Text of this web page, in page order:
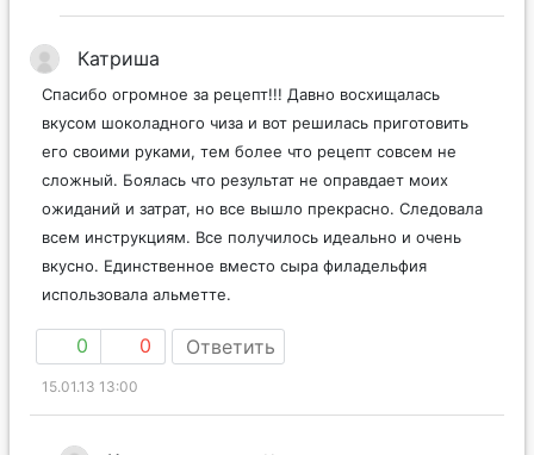
Катриша
Спасибо огромное за рецепт!!! Давно восхищалась
вкусом шоколадного чиза и вот решилась приготовить
его своими руками, тем более что рецепт совсем не
сложный. Боялась что результат не оправдает моих
ожиданий и затрат, но все вышло прекрасно. Следовала
всем инструкциям. Все получилось идеально и очень
вкусно. Единственное вместо сыра филадельфия
использовала альметте.
0 0 Ответить
15.01.13 13:00